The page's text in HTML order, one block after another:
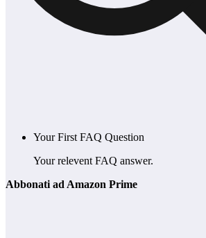
Your First FAQ Question
Your relevent FAQ answer.
Abbonati ad Amazon Prime